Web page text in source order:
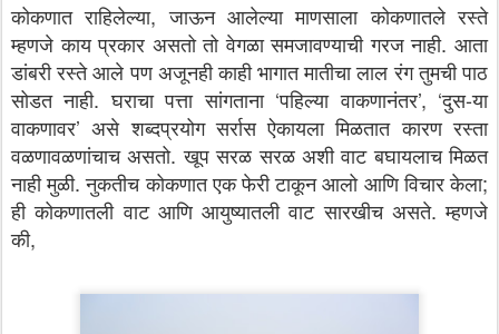
कोकणात राहिलेल्या, जाऊन आलेल्या माणसाला कोकणातले रस्ते
म्हणजे काय प्रकार असतो तो वेगळा समजावण्याची गरज नाही. आता
डांबरी रस्ते आले पण अजूनही काही भागात मातीचा लाल रंग तुमची पाठ
सोडत नाही. घराचा पत्ता सांगताना ‘पहिल्या वाकणानंतर’, ‘दुस-या
वाकणावर’ असे शब्दप्रयोग सर्रास ऐकायला मिळतात कारण रस्ता
वळणावळणांचाच असतो. खूप सरळ सरळ अशी वाट बघायलाच मिळत
नाही मुळी. नुकतीच कोकणात एक फेरी टाकून आलो आणि विचार केला;
ही कोकणातली वाट आणि आयुष्यातली वाट सारखीच असते. म्हणजे
की,